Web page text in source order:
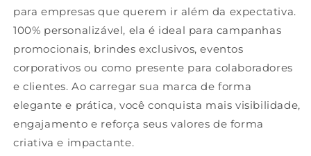
para empresas que querem ir além da expectativa.
100% personalizável, ela é ideal para campanhas
promocionais, brindes exclusivos, eventos
corporativos ou como presente para colaboradores
e clientes. Ao carregar sua marca de forma
elegante e prática, você conquista mais visibilidade,
engajamento e reforça seus valores de forma
criativa e impactante.